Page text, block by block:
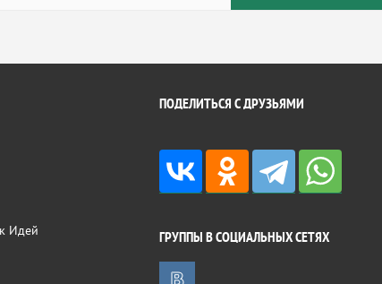
Идей
ПОДЕЛИТЬСЯ С ДРУЗЬЯМИ
ГРУППЫ В СОЦИАЛЬНЫХ СЕТЯХ